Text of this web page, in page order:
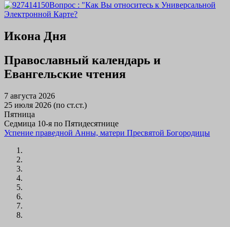
Вопрос : "Как Вы относитесь к Универсальной
Электронной Карте?
Икона Дня
Православный календарь и
Евангельские чтения
7 августа 2026
25 июля 2026 (по ст.ст.)
Пятница
Седмица 10-я по Пятидесятнице
Успение праведной Анны, матери Пресвятой Богородицы